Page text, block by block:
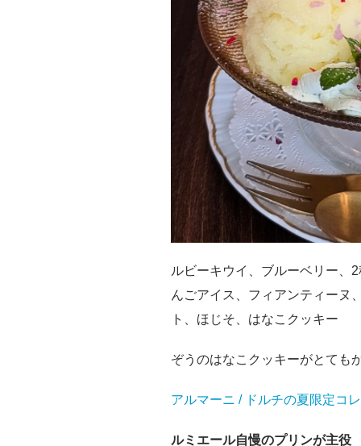
ルビーキウイ、ブルーベリー、
んごアイス、フィアンティーヌ
ト、ほじそ、はなこクッキー
ぞうのはなこクッキーがとても
アルマーニ / ドルチの夏限定コ
ルミエール自慢のプリンが主役